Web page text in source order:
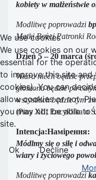
kobiety w małżeństwie
Modlitwę poprowadzi
Matki Bożej Patronki
Dzień 5 – 20 marca
Wiara niech będzie
głoszona będzie po
wszystkich będzie tym
(Pius XII, Encyklika o
Intencja:Намірення:
Módlmy się o siłę i
wiary i życiowego
Modlitwę poprowadzi
We use cookies
We use cookies on our
essential for the
to improve this site and
cookies). You can
allow cookies or not.
you may not be able to
site.
Ok
Decline